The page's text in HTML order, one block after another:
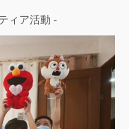
ィア活動 -